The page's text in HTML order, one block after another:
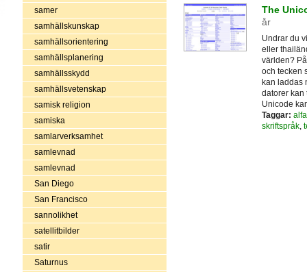
samer
samhällskunskap
samhällsorientering
samhällsplanering
samhällsskydd
samhällsvetenskap
samisk religion
samiska
samlarverksamhet
samlevnad
samlevnad
San Diego
San Francisco
sannolikhet
satellitbilder
satir
Saturnus
The
år
Undrar du
eller
världen?
och tecken
kan laddas
datorer kan
Unicode
Taggar:
skriftspråk,